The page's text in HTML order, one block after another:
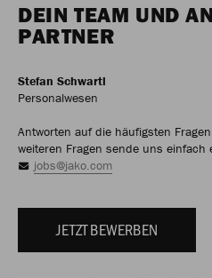
DEIN TEAM UND
PARTNER
Stefan Schwartl
Personalwesen
Antworten auf die häufigsten
weiteren Fragen sende uns einfach
jobs@jako.com
JETZT BEWERBEN